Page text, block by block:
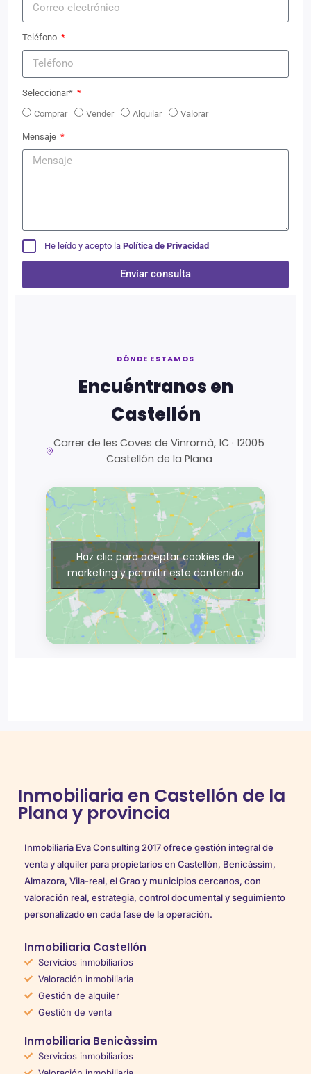
Teléfono
Seleccionar*
Comprar
Vender Alquilar Valorar
Mensaje
He leído y acepto la Política de Privacidad
Enviar consulta
DÓNDE ESTAMOS
Encuéntranos en
Castellón
Carrer de les Coves de Vinromà, 1C · 12005
Castellón de la Plana
Haz clic para aceptar cookies de
marketing y permitir este contenido
Inmobiliaria en Castellón de la
Plana y provincia
Inmobiliaria Eva Consulting 2017 ofrece gestión integral de
venta y alquiler para propietarios en Castellón, Benicàssim,
Almazora, Vila-real, el Grao y municipios cercanos, con
valoración real, estrategia, control documental y seguimiento
personalizado en cada fase de la operación.
Inmobiliaria Castellón
Servicios inmobiliarios
Valoración inmobiliaria
Gestión de alquiler
Gestión de venta
Inmobiliaria Benicàssim
Servicios inmobiliarios